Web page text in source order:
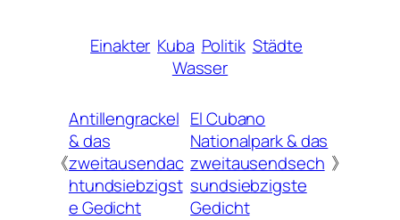
Einakter Kuba Politik Städte
Wasser
《
Antillengrackel
& das
zweitausendac
htundsiebzigst
e Gedicht
El Cubano
Nationalpark & das
zweitausendsech
sundsiebzigste
Gedicht
》